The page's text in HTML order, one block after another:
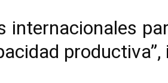
internacionales
productiva”,